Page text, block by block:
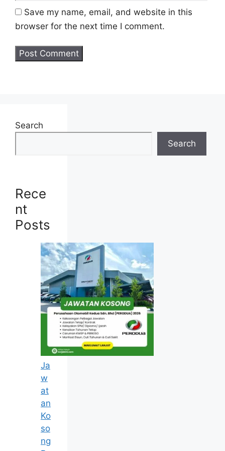
JAWATAN
Untuk memohon lain-lain
Calon hendaklah warganegara Malaysia
berusia tidak kurang daripada18
pada tarikh tutup permohonan
setiap jawatan yang hendak dipohon, Sila
sediakan seperti berikut.
Update Jawatan Kosong Terkini
Cara Memohon
Save my name, email, and website in this
browser for the next time I comment.
Search
Search
Rece
nt
Posts
Ja
w
at
an
Ko
so
ng